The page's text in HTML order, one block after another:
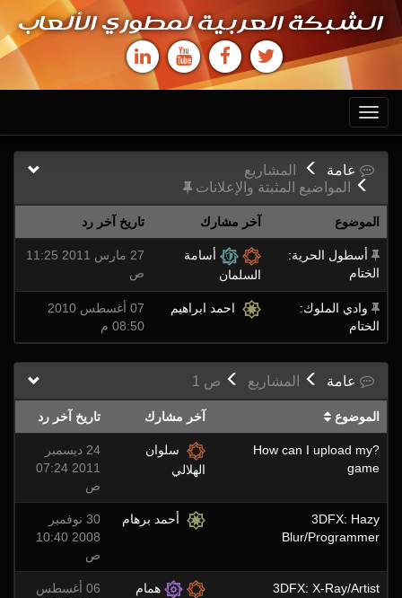
الشبكة العربية لمطوري الألعاب
Toggle
navigation
عامة
المشاريع
المواضيع المثبتة والإعلانات
الموضوع آخر مشارك تاريخ آخر رد
أسطول الحرية:
الختام
أسامة
السلمان
27 مارس 2011 11:25
ص
وادي الملوك:
الختام
احمد ابراهيم
07 أغسطس 2010
08:50 م
عامة المشاريع ص
الموضوع آخر مشارك تاريخ آخر رد
?How can I upload my
game
سلوان
الهلالي
24 ديسمبر
2011 07:24
ص
3DFX: Hazy
Blur/Programmer
أحمد برهام
30 نوفمبر
2008 10:40
ص
3DFX: X-Ray/Artist
همام
06 أغسطس